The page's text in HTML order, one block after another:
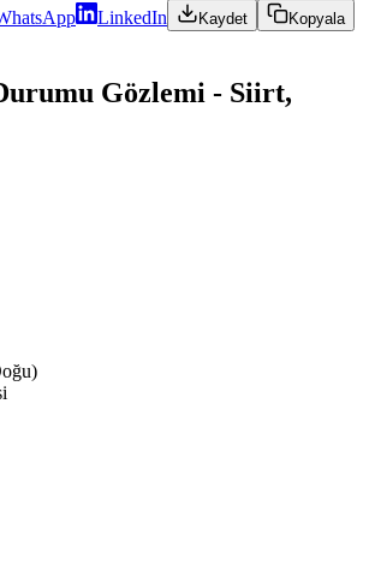
LinkedIn Kaydet Kopyala
Gözlemi - Siirt,